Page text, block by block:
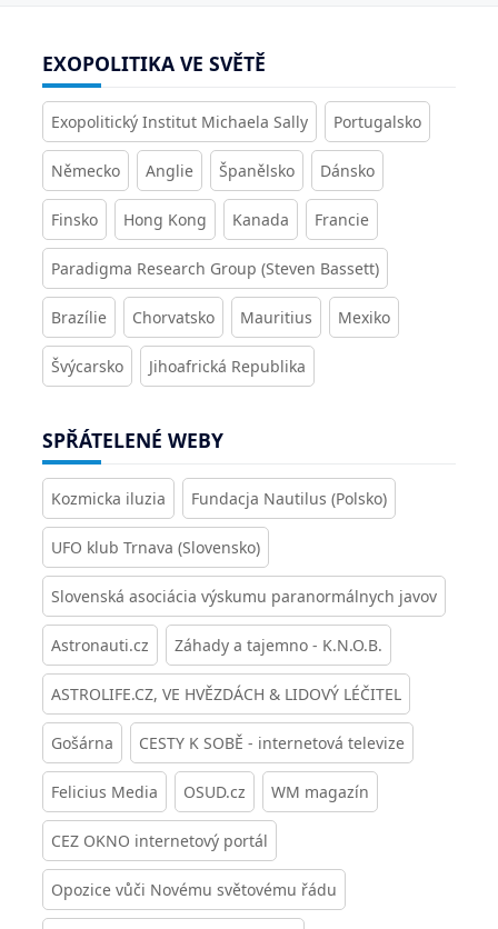
EXOPOLITIKA VE SVĚTĚ
Exopolitický Institut Michaela Sally Portugalsko
Německo Anglie Španělsko Dánsko
Finsko Hong Kong Kanada Francie
Paradigma Research Group (Steven Bassett)
Brazílie Chorvatsko Mauritius Mexiko
Švýcarsko Jihoafrická Republika
SPŘÁTELENÉ WEBY
Kozmicka iluzia Fundacja Nautilus (Polsko)
UFO klub Trnava (Slovensko)
Slovenská asociácia výskumu paranormálnych javov
Astronauti.cz Záhady a tajemno - K.N.O.B.
ASTROLIFE.CZ, VE HVĚZDÁCH & LIDOVÝ LÉČITEL
Gošárna CESTY K SOBĚ - internetová televize
Felicius Media OSUD.cz WM magazín
CEZ OKNO internetový portál
Opozice vůči Novému světovému řádu